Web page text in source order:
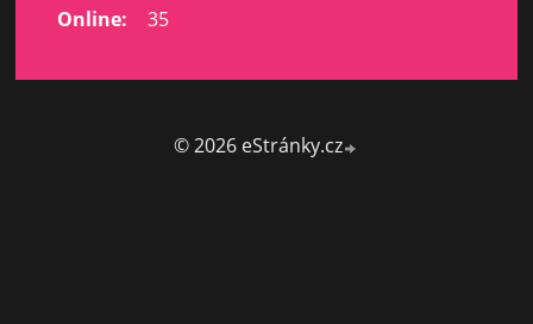
Online: 35
© 2026 eStránky.cz